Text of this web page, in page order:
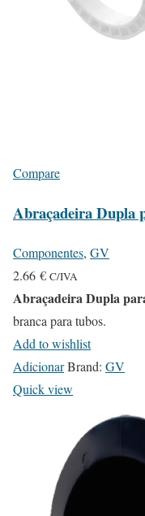
Compare
Abraçadeira Dupla
Componentes, GV
2.66 € C/IVA
Abraçadeira Dupla
branca para tubos.
Add to wishlist
AdicionarBrand: GV
Quick view